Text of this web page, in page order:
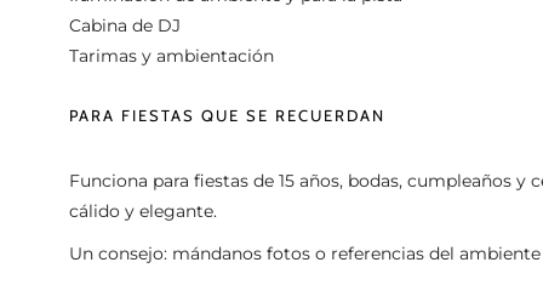
Cabina de DJ
Tarimas y ambientación
PARA FIESTAS QUE SE RECUERDAN
Funciona para fiestas de 15 años, bodas, cumpleaños
cálido y elegante.
Un consejo: mándanos fotos o referencias del